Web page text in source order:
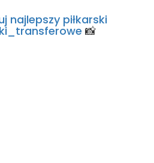
najlepszy piłkarski
📸